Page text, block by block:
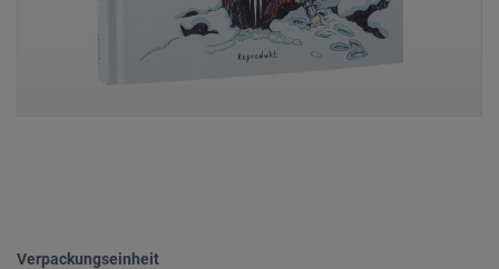
Verpackungseinheit